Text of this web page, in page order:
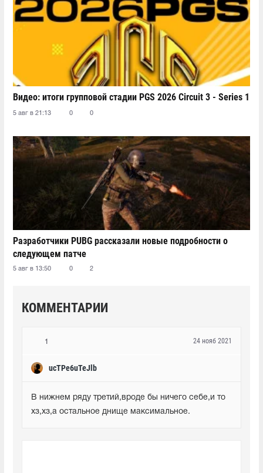
Видео: итоги групповой стадии PGS 2026 Circuit 3 - Series 1
5 авг в 21:13 0 0
Разработчики PUBG рассказали новые подробности о
следующем патче
5 авг в 13:50 0 2
КОММЕНТАРИИ
1
ucTPe6uTeJlb
24 нояб 2021
В нижнем ряду третий,вроде бы ничего себе,и то
хз,хз,а остальное днище максимальное.